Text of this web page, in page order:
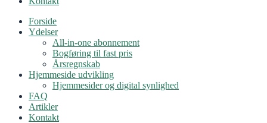
Forside
Ydelser
All-in-one abonnement
Bogføring til fast pris
Årsregnskab
Hjemmeside udvikling
Hjemmesider og digital synlighed
FAQ
Artikler
Kontakt